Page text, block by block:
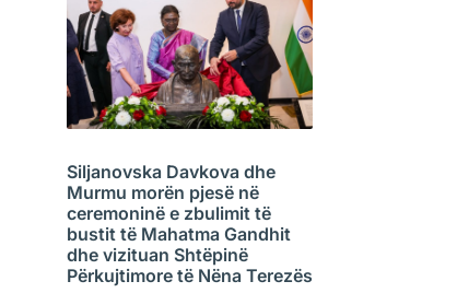
Siljanovska Davkova dhe
Murmu morën pjesë në
ceremoninë e zbulimit të
bustit të Mahatma Gandhit
dhe vizituan Shtëpinë
Përkujtimore të Nëna Terezës